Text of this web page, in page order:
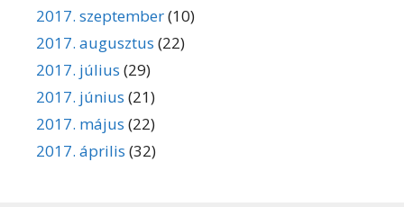
2017. szeptember(10)
2017. augusztus (22)
2017. július (29)
2017. június (21)
2017. május (22)
2017. április (32)